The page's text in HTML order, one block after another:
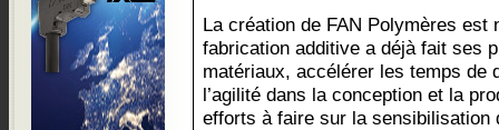
La création de FAN Polymères est
fabrication additive a déjà fait ses
matériaux, accélérer les temps de
l’agilité dans la conception et la
efforts à faire sur la sensibilisation